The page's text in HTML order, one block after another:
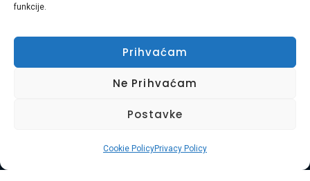
funkcije.
Prihvaćam
Ne Prihvaćam
Postavke
Cookie PolicyPrivacy Policy
Adresa:Plase 45, 51000 RIJEKA